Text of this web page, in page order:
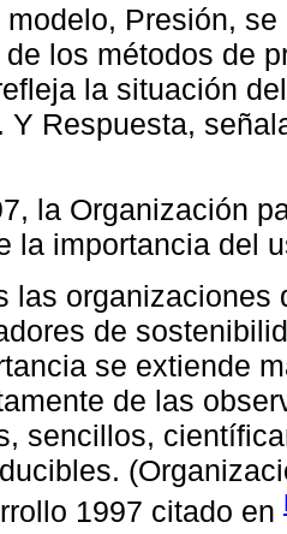
modelo, Presión,
de los métodos de
la situación
Y Respuesta,
la Organización
la importancia del
las organizaciones
de
se extiende
de las
sencillos,
1997 citado en